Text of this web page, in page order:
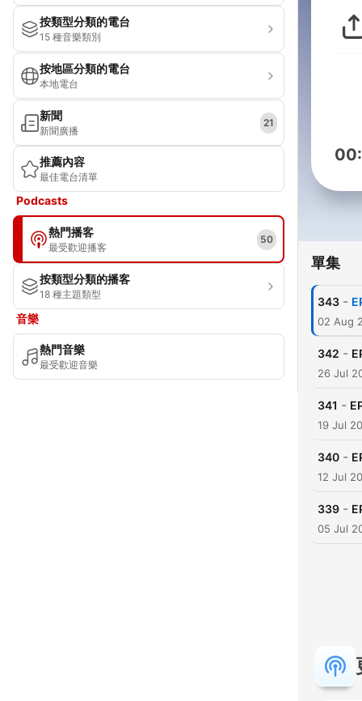
按類型分類的電台
15 種音樂類別
按地區分類的電台
本地電台
新聞
新聞廣播
21
推薦內容
最佳電台清單
Podcasts
熱門播客
最受歡迎播客
50
按類型分類的播客
18 種主題類型
音樂
熱門音樂
最受歡迎音樂
單集
343 -
02 Aug
342 -
26 Jul
341 -
19 Jul
340 -
12 Jul
339 -
05 Jul